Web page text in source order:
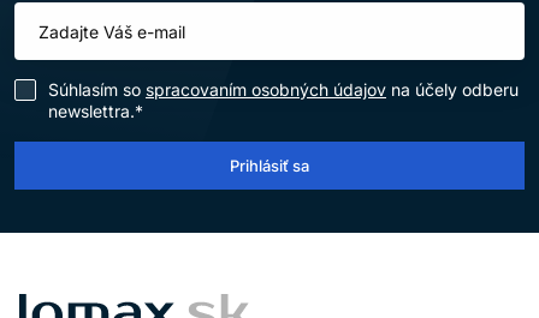
Súhlasím so spracovaním osobných údajov na účely odberu
newslettra.*
Prihlásiť sa
LOMAX